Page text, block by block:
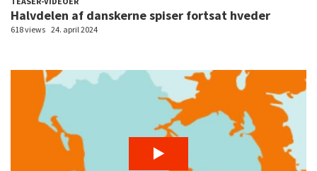
Halvdelen af danskerne spiser fortsat hveder
618 views 24. april 2024